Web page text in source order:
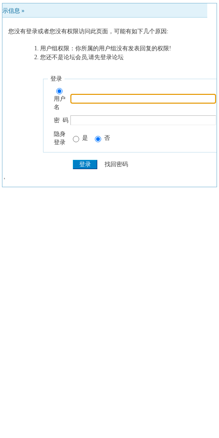
示信息 »
您没有登录或者您没有权限访问此页面，可能有如下几个原因:
用户组权限：你所属的用户组没有发表回复的权限!
您还不是论坛会员,请先登录论坛
登录
用户
名
密 码
隐身
登录
是 否
找回密码
'